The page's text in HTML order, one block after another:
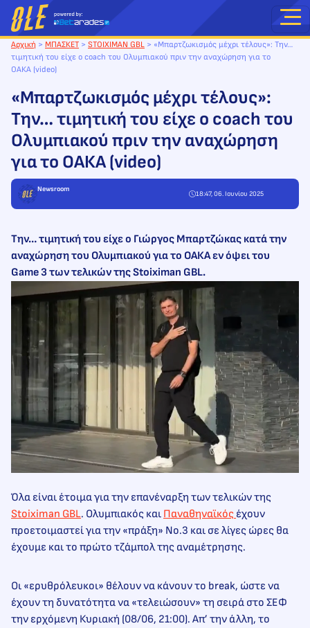
Μετάβαση
στο
περιεχόμενο
Αρχική > ΜΠΑΣΚΕΤ > STOIXIMAN GBL > «Μπαρτζωκισμός μέχρι τέλους»: Την…
τιμητική του είχε ο coach του Ολυμπιακού πριν την αναχώρηση για το
ΟΑΚΑ (video)
«Μπαρτζωκισμός μέχρι τέλους»:
Την… τιμητική του είχε ο coach του
Ολυμπιακού πριν την αναχώρηση
για το ΟΑΚΑ (video)
Newsroom
18:47, 06. Ιουνίου 2025
Την… τιμητική του είχε ο Γιώργος Μπαρτζώκας κατά την
αναχώρηση του Ολυμπιακού για το ΟΑΚΑ εν όψει του
Game 3 των τελικών της Stoiximan GBL.
Όλα είναι έτοιμα για την επανέναρξη των τελικών της
Stoiximan GBL. Ολυμπιακός και Παναθηναϊκός έχουν
προετοιμαστεί για την «πράξη» Νο.3 και σε λίγες ώρες θα
έχουμε και το πρώτο τζάμπολ της αναμέτρησης.
Οι «ερυθρόλευκοι» θέλουν να κάνουν το break, ώστε να
έχουν τη δυνατότητα να «τελειώσουν» τη σειρά στο ΣΕΦ
την ερχόμενη Κυριακή (08/06, 21:00). Απ’ την άλλη, το